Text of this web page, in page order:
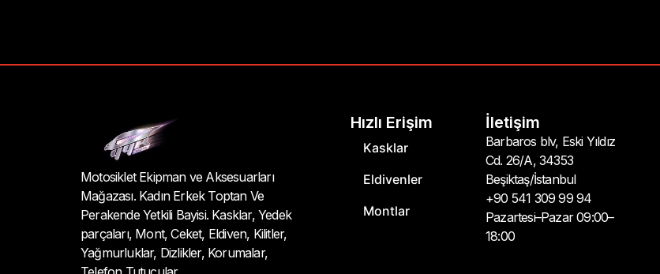
Motosiklet Ekipman ve Aksesuarları
Mağazası. Kadın Erkek Toptan Ve
Perakende Yetkili Bayisi. Kasklar, Yedek
parçaları, Mont, Ceket, Eldiven, Kilitler,
Yağmurluklar, Dizlikler, Korumalar,
Hızlı Erişim
Kasklar
Eldivenler
Montlar
İletişim
Barbaros blv, Eski Yıldız
Cd. 26/A, 34353
Beşiktaş/İstanbul
+90 541 309 99 94
Pazartesi–Pazar 09:00–
18:00